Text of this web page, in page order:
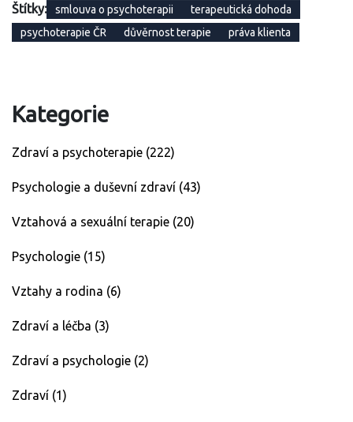
Štítky: smlouva o psychoterapii
terapeutická dohoda
psychoterapie ČR
důvěrnost terapie práva klienta
Kategorie
Zdraví a psychoterapie (222)
Psychologie a duševní zdraví (43)
Vztahová a sexuální terapie (20)
Psychologie (15)
Vztahy a rodina (6)
Zdraví a léčba (3)
Zdraví a psychologie (2)
Zdraví (1)